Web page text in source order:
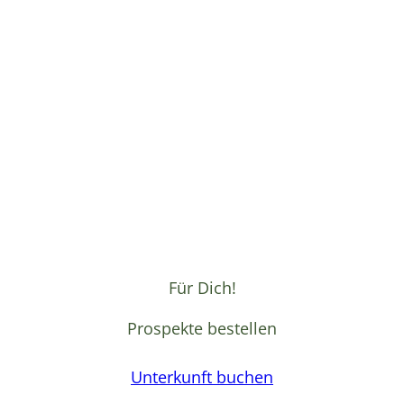
Für Dich!
Prospekte bestellen
Unterkunft buchen